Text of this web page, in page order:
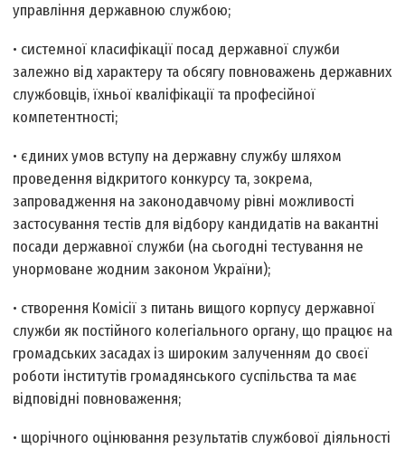
управління державною службою;
• системної класифікації посад державної служби
залежно від характеру та обсягу повноважень державних
службовців, їхньої кваліфікації та професійної
компетентності;
• єдиних умов вступу на державну службу шляхом
проведення відкритого конкурсу та, зокрема,
запровадження на законодавчому рівні можливості
застосування тестів для відбору кандидатів на вакантні
посади державної служби (на сьогодні тестування не
унормоване жодним законом України);
• створення Комісії з питань вищого корпусу державної
служби як постійного колегіального органу, що працює на
громадських засадах із широким залученням до своєї
роботи інститутів громадянського суспільства та має
відповідні повноваження;
• щорічного оцінювання результатів службової діяльності